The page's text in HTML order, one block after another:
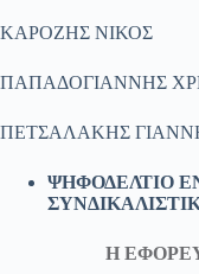
ΚΑΡΟΖΗΣ ΝΙΚΟΣ
ΠΑΠΑΔΟΓΙΑΝΝΗΣ
ΠΕΤΣΑΛΑΚΗΣ
ΨΗΦΟΔΕΛΤΙΟ
Η